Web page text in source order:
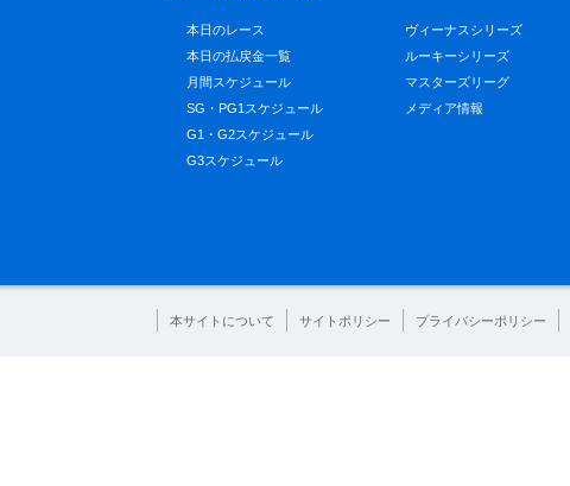
本日のレース
本日の払戻金一覧
月間スケジュール
SG・PG1スケジュール
G1・G2スケジュール
G3スケジュール
ヴィーナスシリーズ
ルーキーシリーズ
マスターズリーグ
メディア情報
本サイトについて サイトポリシー プライバシーポリシー